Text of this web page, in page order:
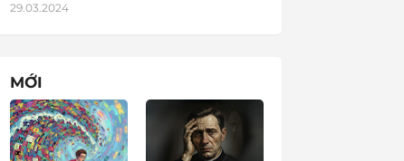
29.03.2024
MỚI